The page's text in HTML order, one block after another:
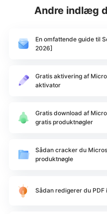
Andre indlæg
En omfattende guide til
2026]
Gratis aktivering af
aktivator
Gratis download af
gratis produktnøgler
Sådan cracker du
produktnøgle
Sådan redigerer du